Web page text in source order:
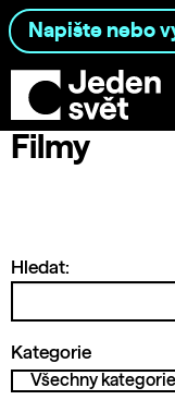
Filmy
Hledat:
Kategorie